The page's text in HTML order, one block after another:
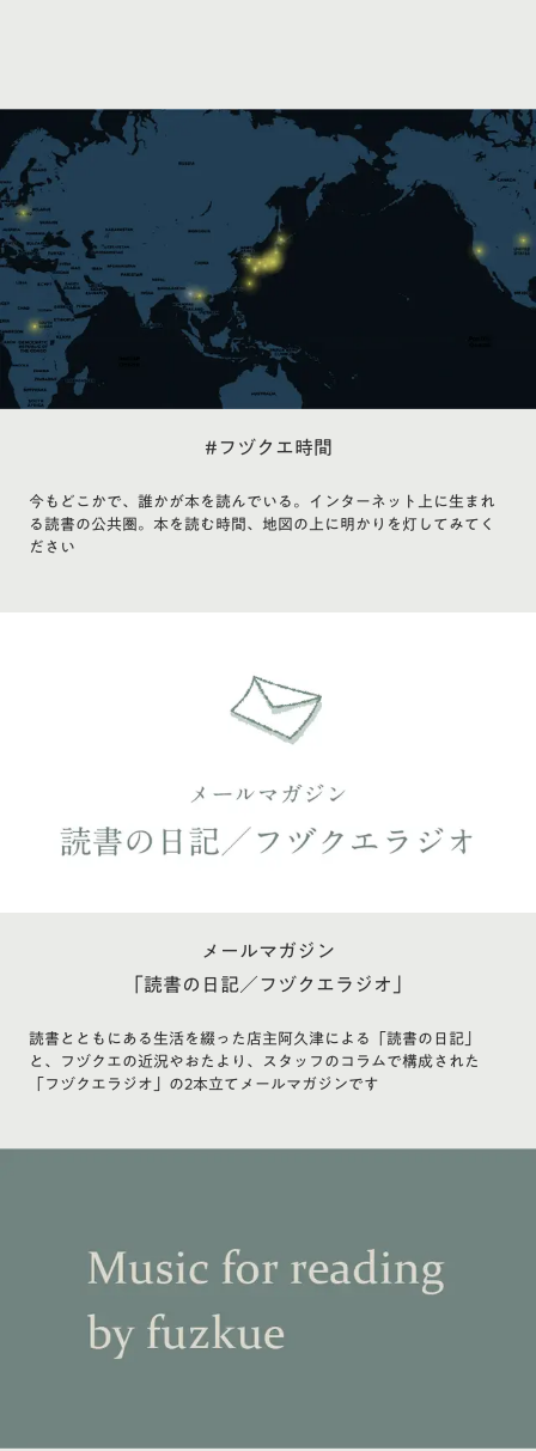
#フヅクエ時間
今もどこかで、誰かが本を読んでいる。インターネット上に生まれ
る読書の公共圏。本を読む時間、地図の上に明かりを灯してみてく
ださい
メールマガジン
「読書の日記／フヅクエラジオ」
読書とともにある生活を綴った店主阿久津による「読書の日記」
と、フヅクエの近況やおたより、スタッフのコラムで構成された
「フヅクエラジオ」の2本立てメールマガジンです